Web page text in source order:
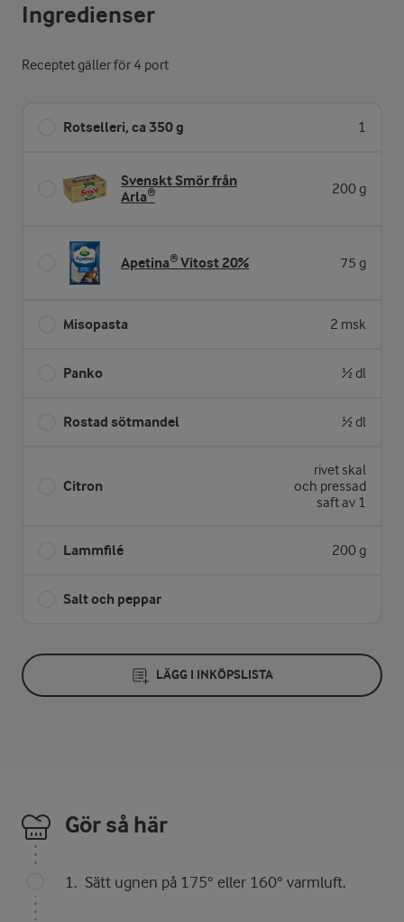
Ingredienser
Receptet gäller för 4 port
Rotselleri, ca 350 g 1
Svenskt Smör från
Arla®
200 g
Apetina® Vitost 20% 75 g
Misopasta 2 msk
Panko ½ dl
Rostad sötmandel ½ dl
Citron
rivet skal
och pressad
saft av 1
Lammfilé 200 g
Salt och peppar
LÄGG I INKÖPSLISTA
Gör så här
Sätt ugnen på 175° eller 160° varmluft.